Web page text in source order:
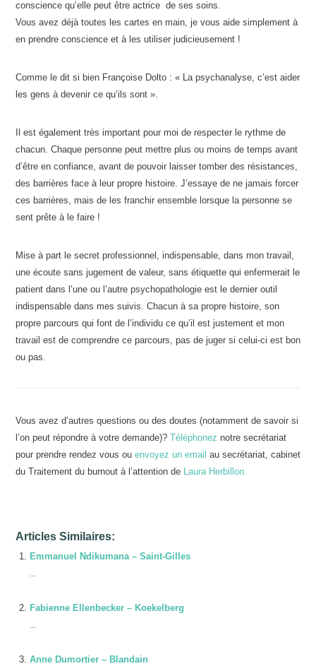
conscience qu’elle peut être actrice de ses soins.
Vous avez déjà toutes les cartes en main, je vous aide simplement à
en prendre conscience et à les utiliser judicieusement !
Comme le dit si bien Françoise Dolto : « La psychanalyse, c’est aider
les gens à devenir ce qu’ils sont ».
Il est également très important pour moi de respecter le rythme de
chacun. Chaque personne peut mettre plus ou moins de temps avant
d’être en confiance, avant de pouvoir laisser tomber des résistances,
des barrières face à leur propre histoire. J’essaye de ne jamais forcer
ces barrières, mais de les franchir ensemble lorsque la personne se
sent prête à le faire !
Mise à part le secret professionnel, indispensable, dans mon travail,
une écoute sans jugement de valeur, sans étiquette qui enfermerait le
patient dans l’une ou l’autre psychopathologie est le dernier outil
indispensable dans mes suivis. Chacun à sa propre histoire, son
propre parcours qui font de l’individu ce qu’il est justement et mon
travail est de comprendre ce parcours, pas de juger si celui-ci est bon
ou pas.
Vous avez d’autres questions ou des doutes (notamment de savoir si
l’on peut répondre à votre demande)? Téléphonez notre secrétariat
pour prendre rendez vous ou envoyez un email au secrétariat, cabinet
du Traitement du burnout à l’attention de Laura Herbillon.
Articles Similaires:
Emmanuel Ndikumana – Saint-Gilles
Fabienne Ellenbecker – Koekelberg
Anne Dumortier – Blandain